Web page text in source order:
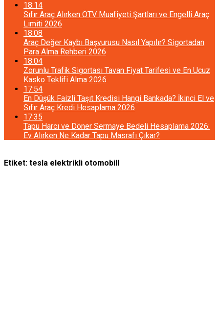
18:14
Sıfır Araç Alırken ÖTV Muafiyeti Şartları ve Engelli Araç
Limiti 2026
18:08
Araç Değer Kaybı Başvurusu Nasıl Yapılır? Sigortadan
Para Alma Rehberi 2026
18:04
Zorunlu Trafik Sigortası Tavan Fiyat Tarifesi ve En Ucuz
Kasko Teklifi Alma 2026
17:54
En Düşük Faizli Taşıt Kredisi Hangi Bankada? İkinci El ve
Sıfır Araç Kredi Hesaplama 2026
17:35
Tapu Harcı ve Döner Sermaye Bedeli Hesaplama 2026:
Ev Alırken Ne Kadar Tapu Masrafı Çıkar?
Etiket: tesla elektrikli otomobill